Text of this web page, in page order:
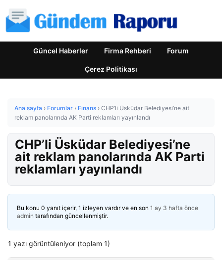
Güncel Haberler Firma Rehberi Forum
Çerez Politikası
Ana sayfa › Forumlar › Finans › CHP’li Üsküdar Belediyesi’ne ait
reklam panolarında AK Parti reklamları yayınlandı
CHP’li Üsküdar Belediyesi’ne
ait reklam panolarında AK Parti
reklamları yayınlandı
Bu konu 0 yanıt içerir, 1 izleyen vardır ve en son 1 ay 3 hafta önce
admin tarafından güncellenmiştir.
1 yazı görüntüleniyor (toplam 1)